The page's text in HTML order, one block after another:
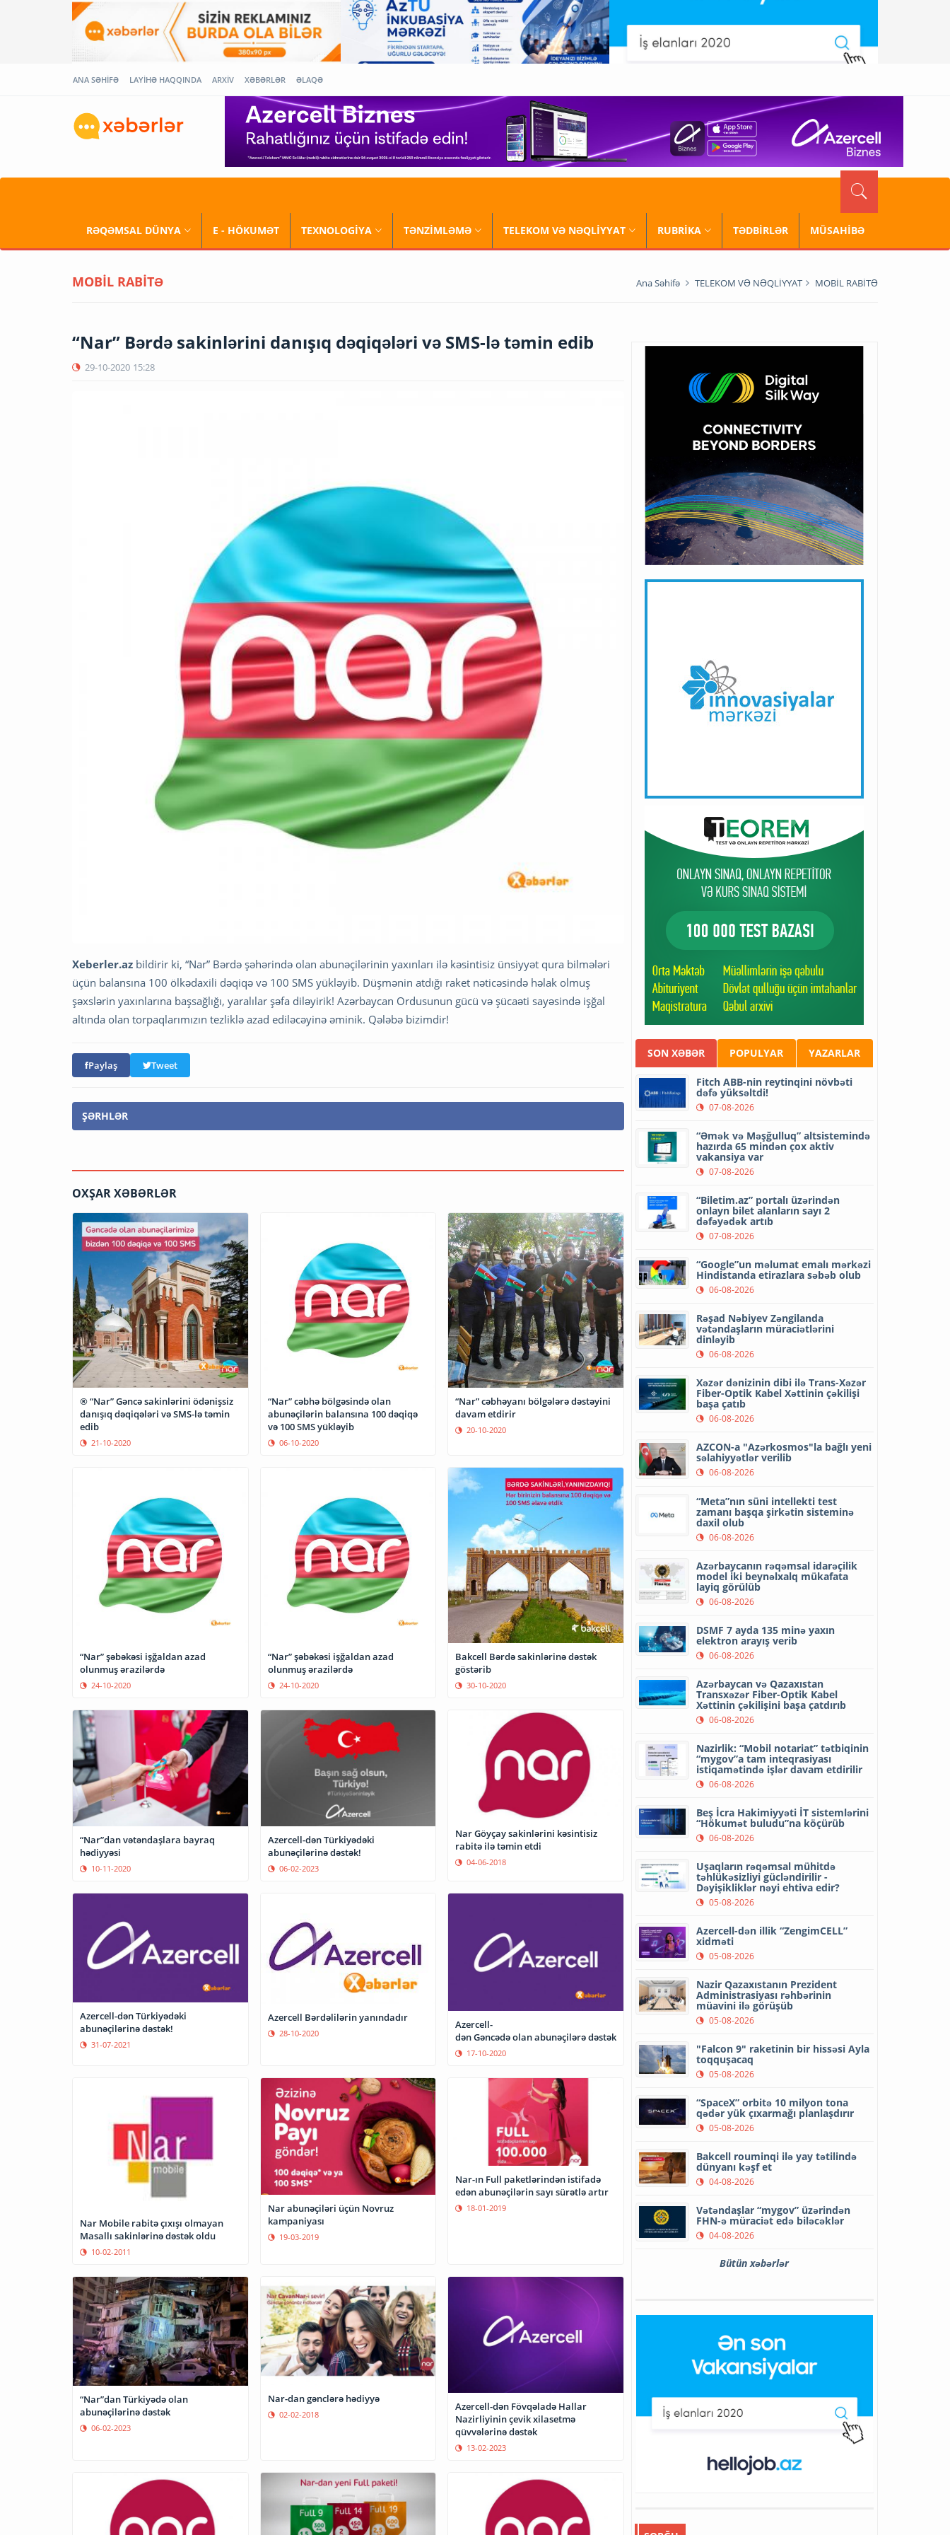
ANA SƏHİFƏ LAYİHƏ HAQQINDA ARXİV XƏBƏRLƏR ƏLAQƏ
RƏQƏMSAL DÜNYA E - HÖKUMƏT TEXNOLOGİYA TƏNZİMLƏMƏ TELEKOM VƏ NƏQLİYYAT RUBRİKA TƏDBİRLƏR MÜSAHİBƏ
MOBİL RABİTƏ Ana Səhifə TELEKOM VƏ NƏQLİYYAT MOBİL RABİTƏ
“Nar” Bərdə sakinlərini danışıq dəqiqələri və SMS-lə təmin edib
29-10-2020 15:28
Xeberler.az bildirir ki, “Nar” Bərdə şəhərində olan abunəçilərinin yaxınları ilə kəsintisiz ünsiyyət qura bilmələri
üçün balansına 100 ölkədaxili dəqiqə və 100 SMS yükləyib. Düşmənin atdığı raket nəticəsində həlak olmuş
şəxslərin yaxınlarına başsağlığı, yaralılar şəfa diləyirik! Azərbaycan Ordusunun gücü və şücaəti sayəsində işğal
altında olan torpaqlarımızın tezliklə azad ediləcəyinə əminik. Qələbə bizimdir!
Paylaş Tweet
ŞƏRHLƏR
OXŞAR XƏBƏRLƏR
® “Nar” Gəncə sakinlərini ödənişsiz
danışıq dəqiqələri və SMS-lə təmin
edib
21-10-2020
“Nar” cəbhə bölgəsində olan
abunəçilərin balansına 100 dəqiqə
və 100 SMS yükləyib
06-10-2020
“Nar” cəbhəyanı bölgələrə dəstəyini
davam etdirir
20-10-2020
“Nar” şəbəkəsi işğaldan azad
olunmuş ərazilərdə
24-10-2020
“Nar” şəbəkəsi işğaldan azad
olunmuş ərazilərdə
24-10-2020
Bakcell Bərdə sakinlərinə dəstək
göstərib
30-10-2020
“Nar”dan vətəndaşlara bayraq
hədiyyəsi
10-11-2020
Azercell-dən Türkiyədəki
abunəçilərinə dəstək!
06-02-2023
Nar Göyçay sakinlərini kəsintisiz
rabitə ilə təmin etdi
04-06-2018
Azercell-dən Türkiyədəki
abunəçilərinə dəstək!
31-07-2021
Azercell Bərdəlilərin yanındadır
28-10-2020
Azercell-
dən Gəncədə olan abunəçilərə dəstək
17-10-2020
Nar Mobile rabitə çıxışı olmayan
Masallı sakinlərinə dəstək oldu
10-02-2011
Nar abunəçiləri üçün Novruz
kampaniyası
19-03-2019
Nar-ın Full paketlərindən istifadə
edən abunəçilərin sayı sürətlə artır
18-01-2019
“Nar”dan Türkiyədə olan
abunəçilərinə dəstək
06-02-2023
Nar-dan gənclərə hədiyyə
02-02-2018
Azercell-dən Fövqəladə Hallar
Nazirliyinin çevik xilasetmə
qüvvələrinə dəstək
13-02-2023
SON XƏBƏR POPULYAR YAZARLAR
Fitch ABB-nin reytinqini növbəti
dəfə yüksəltdi!
07-08-2026
“Əmək və Məşğulluq” altsistemində
hazırda 65 mindən çox aktiv
vakansiya var
07-08-2026
“Biletim.az” portalı üzərindən
onlayn bilet alanların sayı 2
dəfəyədək artıb
07-08-2026
“Google”un məlumat emalı mərkəzi
Hindistanda etirazlara səbəb olub
06-08-2026
Rəşad Nəbiyev Zəngilanda
vətəndaşların müraciətlərini
dinləyib
06-08-2026
Xəzər dənizinin dibi ilə Trans-Xəzər
Fiber-Optik Kabel Xəttinin çəkilişi
başa çatıb
06-08-2026
AZCON-a "Azərkosmos"la bağlı yeni
səlahiyyətlər verilib
06-08-2026
“Meta”nın süni intellekti test
zamanı başqa şirkətin sisteminə
daxil olub
06-08-2026
Azərbaycanın rəqəmsal idarəçilik
model iki beynəlxalq mükafata
layiq görülüb
06-08-2026
DSMF 7 ayda 135 minə yaxın
elektron arayış verib
06-08-2026
Azərbaycan və Qazaxıstan
Transxəzər Fiber-Optik Kabel
Xəttinin çəkilişini başa çatdırıb
06-08-2026
Nazirlik: “Mobil notariat” tətbiqinin
“mygov”a tam inteqrasiyası
istiqamətində işlər davam etdirilir
06-08-2026
Beş İcra Hakimiyyəti İT sistemlərini
“Hökumət buludu”na köçürüb
06-08-2026
Uşaqların rəqəmsal mühitdə
təhlükəsizliyi gücləndirilir -
Dəyişikliklər nəyi ehtiva edir?
05-08-2026
Azercell-dən illik “ZengimCELL”
xidməti
05-08-2026
Nazir Qazaxıstanın Prezident
Administrasiyası rəhbərinin
müavini ilə görüşüb
05-08-2026
"Falcon 9" raketinin bir hissəsi Ayla
toqquşacaq
05-08-2026
“SpaceX” orbitə 10 milyon tona
qədər yük çıxarmağı planlaşdırır
05-08-2026
Bakcell rouminqi ilə yay tətilində
dünyanı kəşf et
04-08-2026
Vətəndaşlar “mygov” üzərindən
FHN-ə müraciət edə biləcəklər
04-08-2026
Bütün xəbərlər